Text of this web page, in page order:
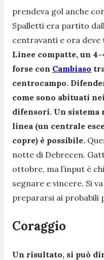
prendeva gol anche
Spalletti era partito
centravanti e ora deve
Linee compatte, un
forse con Cambiaso
centrocampo.
come sono abituati
difensori. Un sistema
linea (un centrale
copre) è possibile.
notte di Debrecen.
ottobre, ma l’input è
segnare e vincere. Si
prepararsi ai probabili
Coraggio
Un risultato, si può